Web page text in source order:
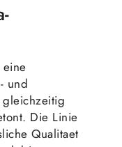
eine
und
gleichzeitig
Die Linie
Qualitaet